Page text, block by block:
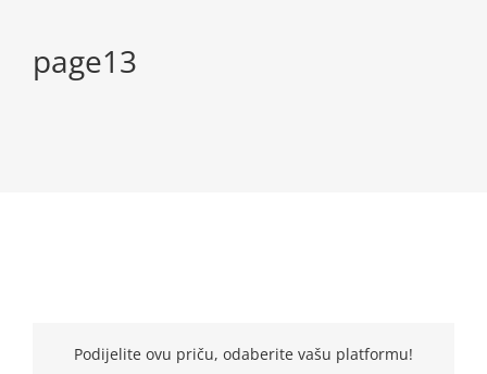
page13
Podijelite ovu priču, odaberite vašu platformu!